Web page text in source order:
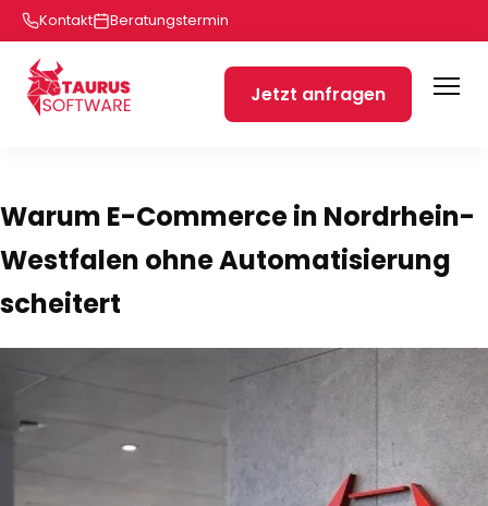
Kontakt Beratungstermin
Jetzt anfragen
Warum E-Commerce in Nordrhein-
Westfalen ohne Automatisierung
scheitert